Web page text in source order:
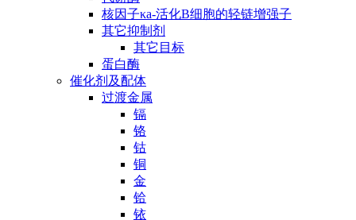
核因子κa-活化B细胞的轻链增强子
其它抑制剂
其它目标
蛋白酶
催化剂及配体
过渡金属
镉
铬
钴
铜
金
铪
铱